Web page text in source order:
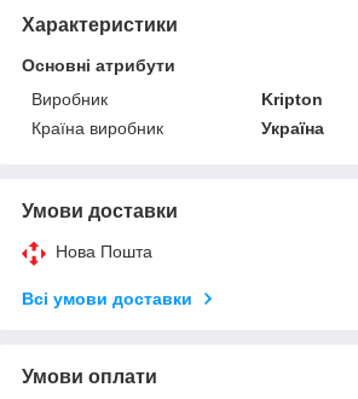
Характеристики
Основні атрибути
Виробник
Kripton
Країна виробник
Україна
Умови доставки
Нова Пошта
Всі умови доставки
Умови оплати